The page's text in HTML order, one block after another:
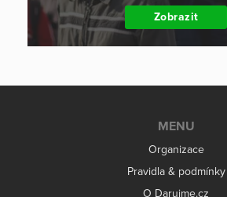
Zobrazit
MENU
Organizace
Pravidla & podmínky
O Darujme.cz